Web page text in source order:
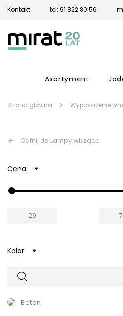
Kontakt tel: 91 822 80 56
Asortyment
Strona główna Wyposażenie
Cofnij do Lampy wiszące
Cena
Kolor
beton